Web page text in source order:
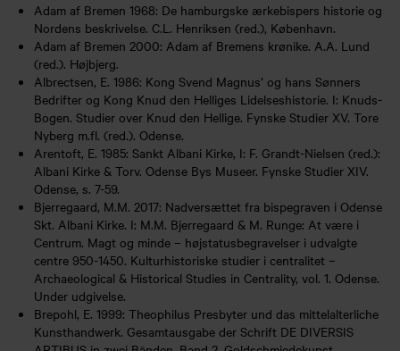
Adam af Bremen 1968: De hamburgske ærkebispers historie og
Nordens beskrivelse. C.L. Henriksen (red.), København.
Adam af Bremen 2000: Adam af Bremens krønike. A.A. Lund
(red.). Højbjerg.
Albrectsen, E. 1986: Kong Svend Magnus’ og hans Sønners
Bedrifter og Kong Knud den Helliges Lidelseshistorie. I: Knuds-
Bogen. Studier over Knud den Hellige. Fynske Studier XV. Tore
Nyberg m.fl. (red.). Odense.
Arentoft, E. 1985: Sankt Albani Kirke, I: F. Grandt-Nielsen (red.):
Albani Kirke & Torv. Odense Bys Museer. Fynske Studier XIV.
Odense, s. 7-59.
Bjerregaard, M.M. 2017: Nadversættet fra bispegraven i Odense
Skt. Albani Kirke. I: M.M. Bjerregaard & M. Runge: At være i
Centrum. Magt og minde – højstatusbegravelser i udvalgte
centre 950-1450. Kulturhistoriske studier i centralitet –
Archaeological & Historical Studies in Centrality, vol. 1. Odense.
Under udgivelse.
Brepohl, E. 1999: Theophilus Presbyter und das mittelalterliche
Kunsthandwerk. Gesamtausgabe der Schrift DE DIVERSIS